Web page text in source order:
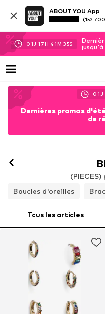
ABOUT YOU App
(152
01J 17H 41M 34S
jusqu'à
01J
Dernières promos
de
Boucles d'oreilles
Tous les articles